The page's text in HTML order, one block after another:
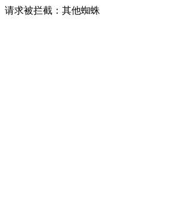
请求被拦截：其他蜘蛛